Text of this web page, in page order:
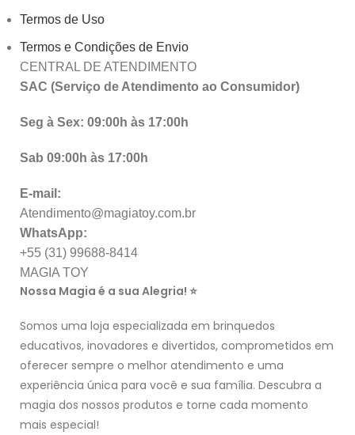
Termos de Uso
Termos e Condições de Envio
CENTRAL DE ATENDIMENTO
SAC (Serviço de Atendimento ao Consumidor)
Seg à Sex: 09:00h às 17:00h
Sab 09:00h às 17:00h
E-mail:
Atendimento@magiatoy.com.br
WhatsApp:
+55 (31) 99688-8414
MAGIA TOY
Nossa Magia é a sua Alegria! ⭐
Somos uma loja especializada em brinquedos
educativos, inovadores e divertidos, comprometidos em
oferecer sempre o melhor atendimento e uma
experiência única para você e sua família. Descubra a
magia dos nossos produtos e torne cada momento
mais especial!